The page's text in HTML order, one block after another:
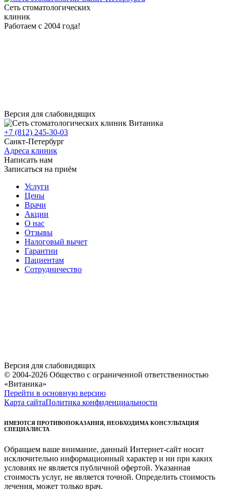
клиники
Сеть стоматологических
клиник
Работаем с 2004 года!
Версия для слабовидящих
+7 (812) 245-30-03
Санкт-Петербург
Адреса клиник
Написать нам
Записаться на приём
Услуги
Цены
Врачи
Акции
О нас
Отзывы
Налоговый вычет
Гарантии
Пациентам
Сотрудничество
Версия для слабовидящих
© 2004-2026 Общество с ограниченной ответственностью
«Витаника»
Перейти в основную версию
Карта сайтаПолитика конфиденциальности
ИМЕЮТСЯ ПРОТИВОПОКАЗАНИЯ, НЕОБХОДИМА КОНСУЛЬТАЦИЯ
СПЕЦИАЛИСТА
Обращаем ваше внимание, данный Интернет-сайт носит
исключительно информационный характер и ни при каких
условиях не является публичной офертой. Указанная
стоимость услуг, не является точной. Определить стоимость
лечения, может только врач.